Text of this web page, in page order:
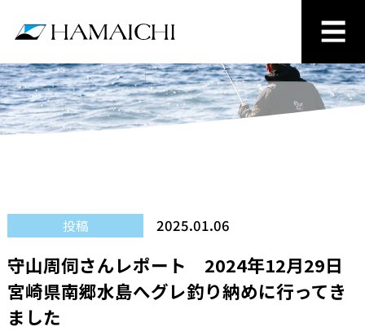
投稿 2025.01.06
守山周伺さんレポート 2024年12月29日
宮崎県南郷水島へグレ釣り納めに行ってき
ました